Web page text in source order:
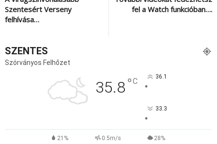
Szentesért Verseny
felhívása…
fel a Watch funkcióban….
SZENTES
Szórványos Felhőzet
35.8°C 36.1
°
33.3
°
21% 0.5m/s 28%